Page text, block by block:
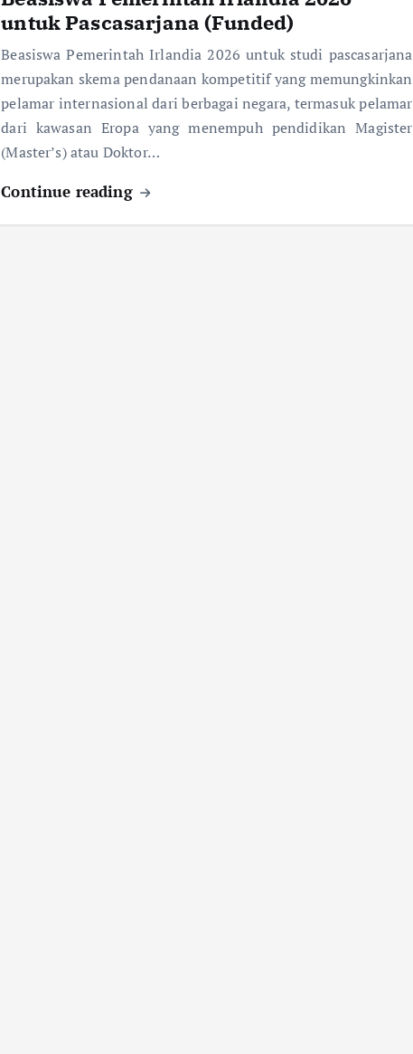
untuk Pascasarjana (Funded)
Beasiswa Pemerintah Irlandia 2026 untuk studi pascasarjana
merupakan skema pendanaan kompetitif yang memungkinkan
pelamar internasional dari berbagai negara, termasuk pelamar
dari kawasan Eropa yang menempuh pendidikan Magister
(Master’s) atau Doktor…
Continue reading